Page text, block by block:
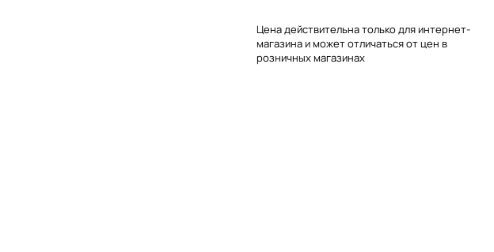
Цена действительна только для интернет-
магазина и может отличаться от цен в
розничных магазинах